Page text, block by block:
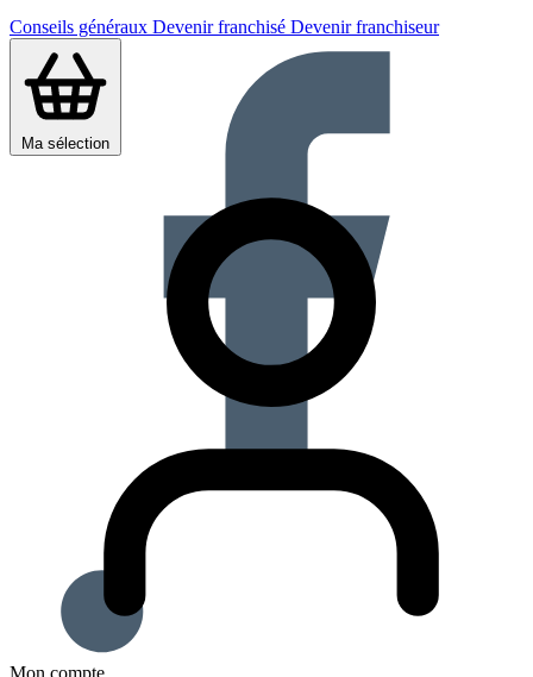
Conseils généraux Devenir franchisé Devenir franchiseur
Ma sélection